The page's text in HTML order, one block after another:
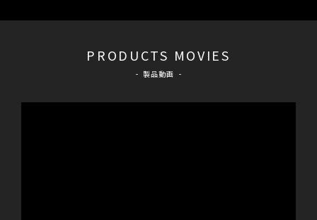
PRODUCTS MOVIES
製品動画